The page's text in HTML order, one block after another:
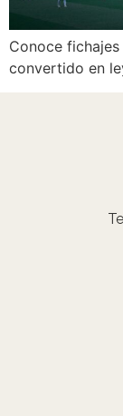
Conoce
convertido en